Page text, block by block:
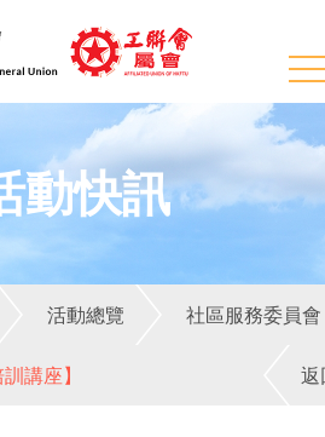
動快訊
活動總覽 社區服務委員會
講座】 返